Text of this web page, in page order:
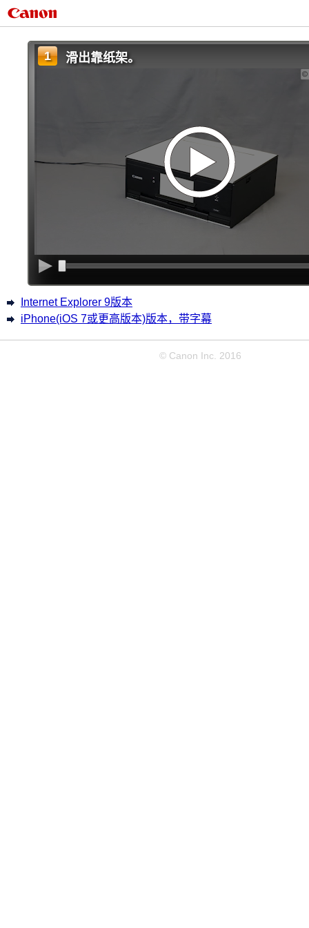
1 滑出靠纸架。
Internet Explorer 9版本
iPhone(iOS 7或更高版本)版本，带字幕
© Canon Inc. 2016